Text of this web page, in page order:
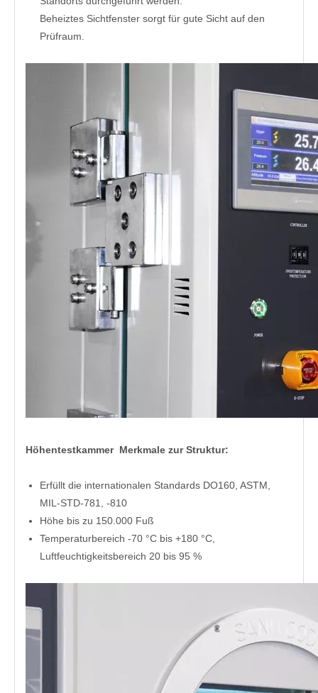
Beheiztes Sichtfenster sorgt für gute Sicht auf den
Prüfraum.
Höhentestkammer Merkmale zur Struktur:
Erfüllt die internationalen Standards DO160, ASTM,
MIL-STD-781, -810
Höhe bis zu 150.000 Fuß
Temperaturbereich -70 °C bis +180 °C,
Luftfeuchtigkeitsbereich 20 bis 95 %